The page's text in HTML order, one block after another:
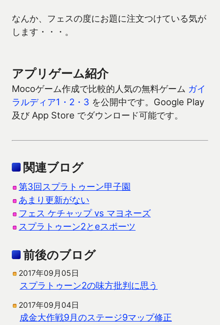
なんか、フェスの度にお題に注文つけている気が
します・・・。
アプリゲーム紹介
Mocoゲーム作成で比較的人気の無料ゲーム ガイ
ラルディア1・2・3 を公開中です。Google Play
及び App Store でダウンロード可能です。
関連ブログ
第3回スプラトゥーン甲子園
あまり更新がない
フェス ケチャップ vs マヨネーズ
スプラトゥーン2とeスポーツ
前後のブログ
2017年09月05日
スプラトゥーン2の味方批判に思う
2017年09月04日
成金大作戦9月のステージ9マップ修正